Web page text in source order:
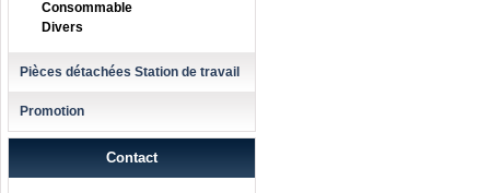
Consommable
Divers
Pièces détachées Station de travail
Promotion
Contact